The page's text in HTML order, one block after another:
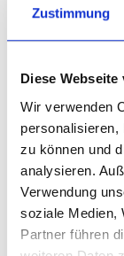
Zustimmung
Diese
Wir verwenden
personalisieren,
zu können und
analysieren.
Verwendung
soziale Medien,
Partner führen
Anrede
Firmenname*
Vorname*